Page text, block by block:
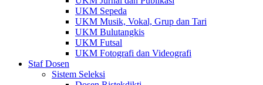
UKM Sepeda
UKM Musik, Vokal, Grup dan Tari
UKM Bulutangkis
UKM Futsal
UKM Fotografi dan Videografi
Staf Dosen
Sistem Seleksi